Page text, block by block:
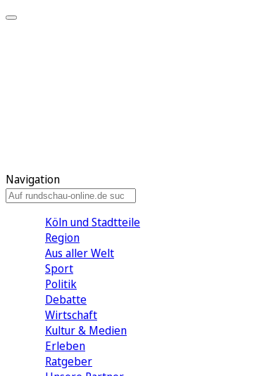
Navigation
Köln und Stadtteile
Region
Aus aller Welt
Sport
Politik
Debatte
Wirtschaft
Kultur & Medien
Erleben
Ratgeber